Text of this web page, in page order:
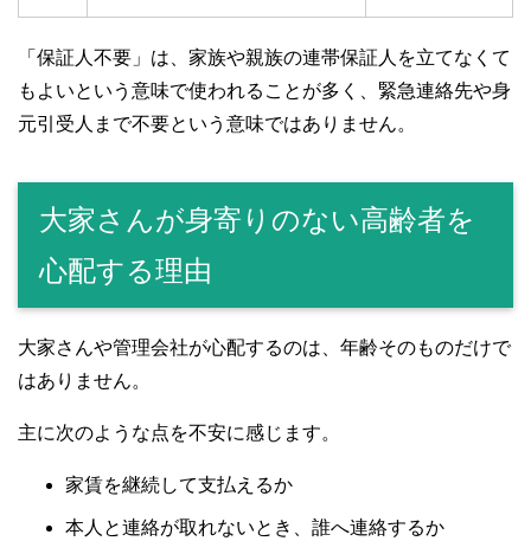
「保証人不要」は、家族や親族の連帯保証人を立てなくて
もよいという意味で使われることが多く、緊急連絡先や身
元引受人まで不要という意味ではありません。
大家さんが身寄りのない高齢者を
心配する理由
大家さんや管理会社が心配するのは、年齢そのものだけで
はありません。
主に次のような点を不安に感じます。
家賃を継続して支払えるか
本人と連絡が取れないとき、誰へ連絡するか